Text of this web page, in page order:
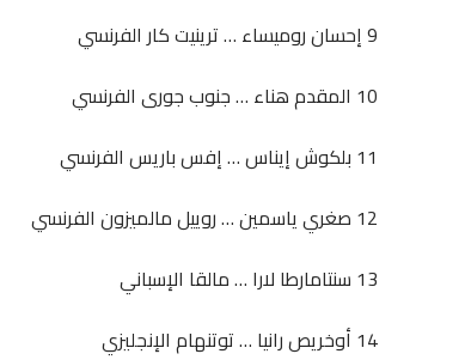
9 إحسان روميساء … ترينيت كار الفرنسي
10 المقدم هناء … جنوب جورى الفرنسي
11 بلكوش إيناس … إفس باريس الفرنسي
12 صغري ياسمين … روييل مالميزون الفرنسي
13 سنتامارطا لارا … مالقا الإسباني
14 أوخريص رانيا … توتنهام الإنجليزي